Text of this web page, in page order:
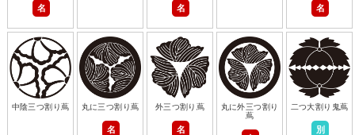
名 名 名
中陰三つ割り蔦 丸に三つ割り蔦
名
外三つ割り蔦
名
丸に外三つ割り
蔦
二つ大割り鬼蔦
別